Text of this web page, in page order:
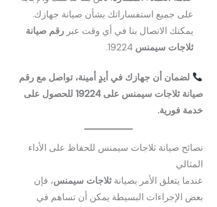
على جميع استفساراتك بشأن صيانة جهازك.
يمكنك الاتصال بنا في أي وقت عبررقم صيانة
ثلاجات سيمنس
لضمان أن جهازك في أيدٍ أمينة، تواصل مع رقم
صيانة ثلاجات سيمنس على 19224 للحصول على
خدمة فورية.
نصائح صيانة ثلاجات سيمنس للحفاظ على الأداء
المثالي
عندما يتعلق الأمر بصيانةثلاجات سيمنس، فإن
بعض الإجراءات البسيطة يمكن أن تساهم في